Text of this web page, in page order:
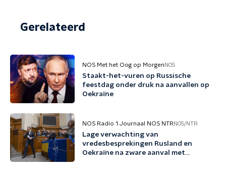
Gerelateerd
NOS Met het Oog op Morgen NOS
Staakt-het-vuren op Russische
feestdag onder druk na aanvallen op
Oekraïne
NOS Radio 1 Journaal NOS NTR NOS/NTR
Lage verwachting van
vredesbesprekingen Rusland en
Oekraïne na zware aanval met